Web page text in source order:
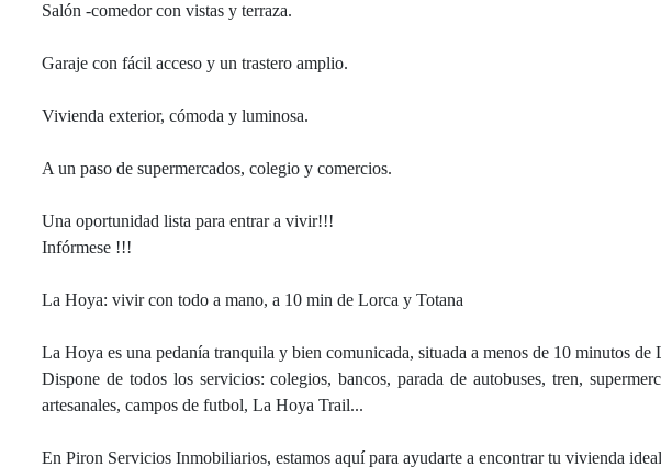
Salón -comedor con vistas y terraza.
Garaje con fácil acceso y un trastero amplio.
Vivienda exterior, cómoda y luminosa.
A un paso de supermercados, colegio y comercios.
Una oportunidad lista para entrar a vivir!!!
Infórmese !!!
La Hoya: vivir con todo a mano, a 10 min de Lorca y Totana
La Hoya es una pedanía tranquila y bien comunicada, situada a menos de 10 minutos de
Dispone de todos los servicios: colegios, bancos, parada de autobuses, tren,
artesanales, campos de futbol, La Hoya Trail...
En Piron Servicios Inmobiliarios, estamos aquí para ayudarte a encontrar tu vivienda